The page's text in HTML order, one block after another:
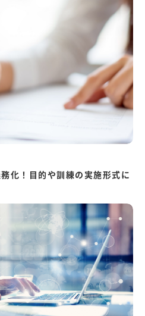
化！目的や訓練の実施形式に